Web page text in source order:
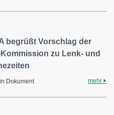
begrüßt Vorschlag der
Kommission zu Lenk- und
Dokument mehr